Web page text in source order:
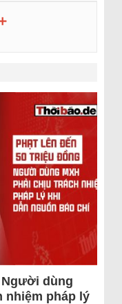
Người dùng
nhiệm pháp lý